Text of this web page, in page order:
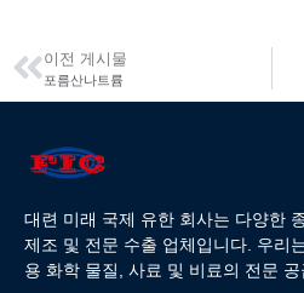
이전 게시물
포름산나트륨
대련 미래 국제 유한 회사는 다양한
제조 및 전문 수출 업체입니다. 우리
용 화학 물질, 사료 및 비료의 전문 공